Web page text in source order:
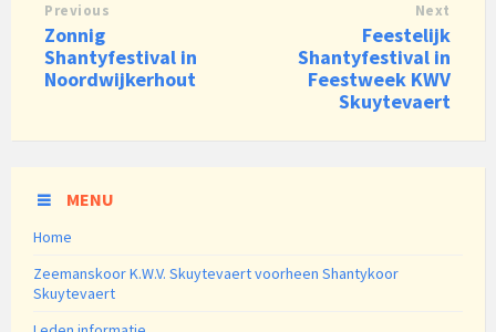
Previous
Zonnig
Shantyfestival in
Noordwijkerhout
Next
Feestelijk
Shantyfestival in
Feestweek KWV
Skuytevaert
MENU
Home
Zeemanskoor K.W.V. Skuytevaert voorheen Shantykoor
Skuytevaert